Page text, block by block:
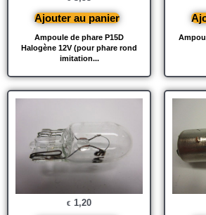
Ampoule de phare P15D
Halogène 12V (pour phare rond
imitation...
Ajouter au panier
€ 1,20